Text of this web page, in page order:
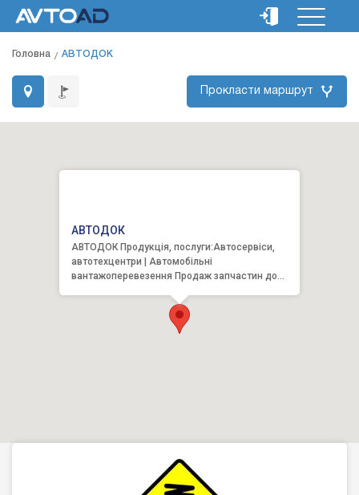
Головна АВТОДОК
Прокласти маршрут
АВТОДОК
АВТОДОК Продукція, послуги:Автосервіси,
автотехцентри | Автомобільні
вантажоперевезення Продаж запчастин до